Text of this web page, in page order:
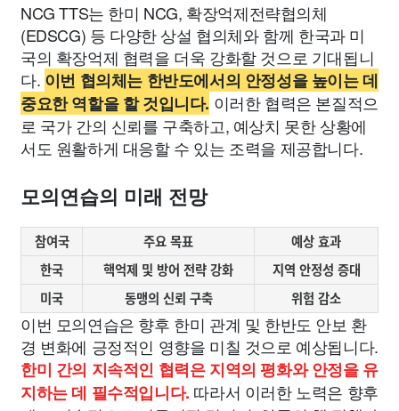
NCG TTS는 한미 NCG, 확장억제전략협의체
(EDSCG) 등 다양한 상설 협의체와 함께 한국과 미
국의 확장억제 협력을 더욱 강화할 것으로 기대됩니
다. 이번 협의체는 한반도에서의 안정성을 높이는 데
중요한 역할을 할 것입니다. 이러한 협력은 본질적으
로 국가 간의 신뢰를 구축하고, 예상치 못한 상황에
서도 원활하게 대응할 수 있는 조력을 제공합니다.
모의연습의 미래 전망
참여국 주요 목표
예상 효과
한국
핵억제 및 방어 전략 강화
지역 안정성 증대
미국
동맹의 신뢰 구축 위험 감소
이번 모의연습은 향후 한미 관계 및 한반도 안보 환
경 변화에 긍정적인 영향을 미칠 것으로 예상됩니다.
한미 간의 지속적인 협력은 지역의 평화와 안정을 유
지하는 데 필수적입니다. 따라서 이러한 노력은 향후